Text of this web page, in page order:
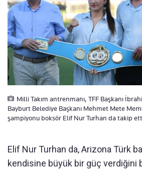
Milli Takım antrenmanı, TFF Başkanı
Bayburt Belediye Başkanı Mehmet Mete
şampiyonu boksör Elif Nur Turhan da takip
Elif Nur Turhan da, Arizona Türk
kendisine büyük bir güç verdiğini